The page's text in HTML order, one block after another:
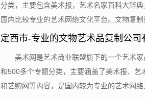
分类，主要包含美术报，艺术名家百科大辞
国内比较专业的艺术网络文化平台。文物复
定西市-专业的文物艺术品复制公司
美术网是艺术商业联盟旗下的一个艺术
和500多个专题分类，主要涵盖了美术报、
和艺购网等内容，是国内较为专业的艺术网